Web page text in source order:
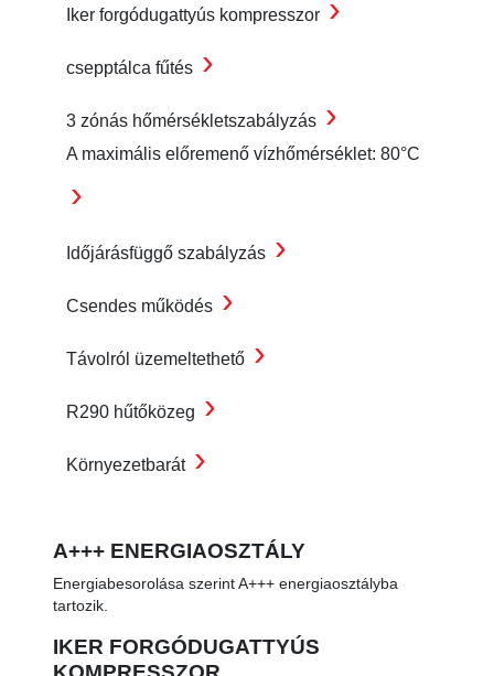
Iker forgódugattyús kompresszor ›
csepptálca fűtés ›
3 zónás hőmérsékletszabályzás ›
A maximális előremenő vízhőmérséklet: 80°C
›
Időjárásfüggő szabályzás ›
Csendes működés ›
Távolról üzemeltethető ›
R290 hűtőközeg ›
Környezetbarát ›
A+++ ENERGIAOSZTÁLY
Energiabesorolása szerint A+++ energiaosztályba
tartozik.
IKER FORGÓDUGATTYÚS